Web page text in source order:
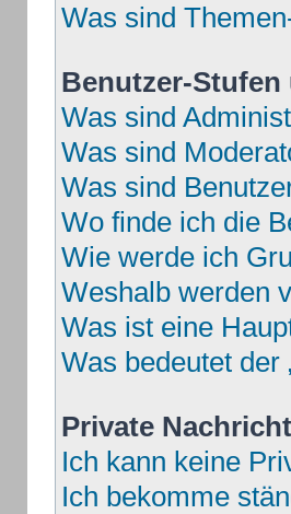
Was sind
Benutzer-
Was sind
Was sind
Was sind
Wo finde ich die
Wie werde ich
Weshalb werden
Was ist eine
Was bedeutet der
Private
Ich kann keine
Ich bekomme